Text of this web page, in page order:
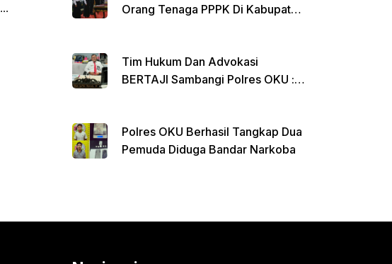
Orang Tenaga PPPK Di Kabupaten
Tim Hukum Dan Advokasi
BERTAJI Sambangi Polres OKU :
Polres OKU Berhasil Tangkap Dua
Pemuda Diduga Bandar Narkoba